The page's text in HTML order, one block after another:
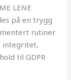
LENE
på en trygg
rutiner
integritet,
til GDPR